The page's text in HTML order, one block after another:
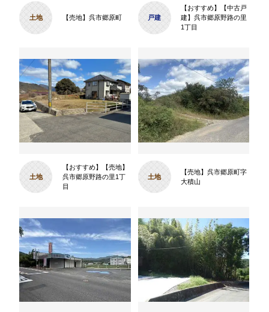
土地 【売地】呉市郷原町 戸建
【おすすめ】【中古戸
建】呉市郷原野路の里
1丁目
土地
【おすすめ】【売地】
呉市郷原野路の里1丁
目
土地
【売地】呉市郷原町字
大積山